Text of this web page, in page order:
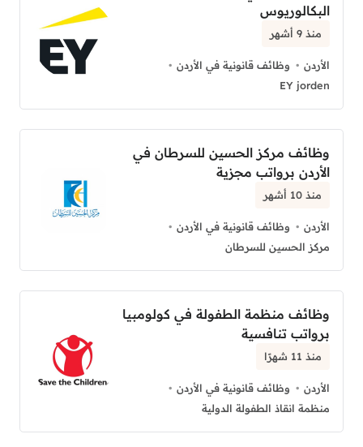
البكالوريوس
منذ 9 أشهر
الأردن
وظائف قانونية في الأردن
EY jorden
وظائف مركز الحسين للسرطان في
الأردن برواتب مجزية
منذ 10 أشهر
الأردن
وظائف قانونية في الأردن
مركز الحسين للسرطان
وظائف منظمة الطفولة في كولومبيا
برواتب تنافسية
منذ 11 شهرًا
الأردن
وظائف قانونية في الأردن
منظمة انقاذ الطفولة الدولية